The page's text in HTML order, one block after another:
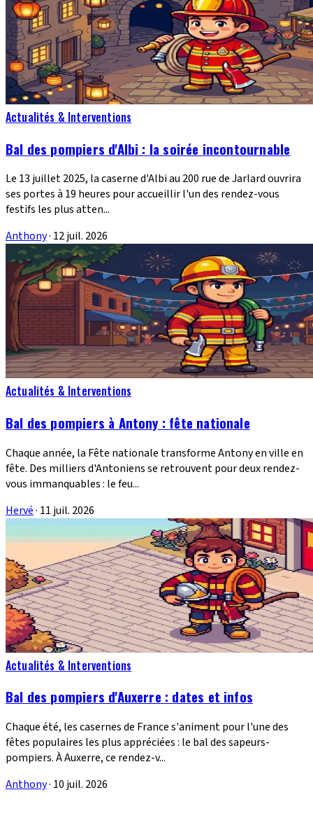
Actualités & Interventions
Bal des pompiers d'Albi : la soirée incontournable
Le 13 juillet 2025, la caserne d'Albi au 200 rue de Jarlard ouvrira
ses portes à 19 heures pour accueillir l'un des rendez-vous
festifs les plus atten...
Anthony· 12 juil. 2026
Actualités & Interventions
Bal des pompiers à Antony : fête nationale
Chaque année, la Fête nationale transforme Antony en ville en
fête. Des milliers d'Antoniens se retrouvent pour deux rendez-
vous immanquables : le feu...
Hervé· 11 juil. 2026
Actualités & Interventions
Bal des pompiers d'Auxerre : dates et infos
Chaque été, les casernes de France s'animent pour l'une des
fêtes populaires les plus appréciées : le bal des sapeurs-
pompiers. À Auxerre, ce rendez-v...
Anthony· 10 juil. 2026